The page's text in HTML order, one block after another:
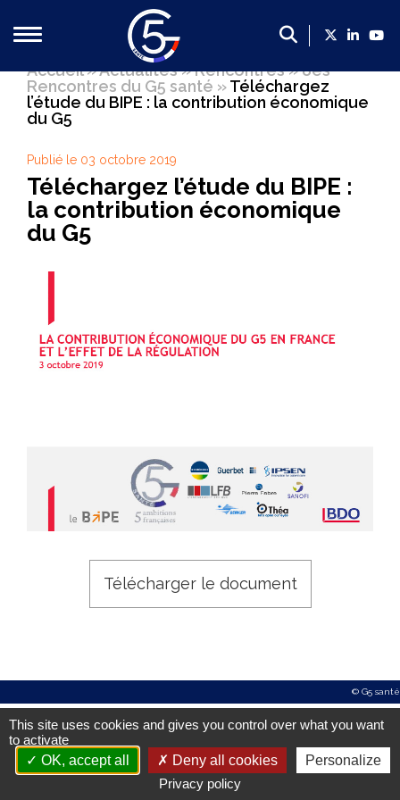
Qui sommes-nous ?
Présentation des dirigeants
Un poids économique majeur
Les membres du G5 santé
Propositions du G5 Santé, 2022-2027 : mettre la
Faire de la France le leader européen de l’innovation en
Le livre blanc du G5 Santé 2017-2022
Publications
Espace presse
Documents/études
Notre responsabilité sociale et environnementale
Actualités du G5
Accueil»Actualités»Rencontres»8es
Rencontres du G5 santé »Téléchargez
l’étude du BIPE : la contribution économique
du G5
Publié le 03 octobre 2019
Téléchargez l’étude du BIPE :
la contribution économique
du G5
Télécharger le document
© G5 santé
This site uses cookies and gives you control over what you want
to activate
OK, accept all
Deny all cookies
Personalize
Privacy policy